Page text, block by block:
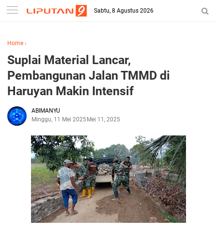
Sabtu, 8 Agustus 2026
Home ›
Suplai Material Lancar,
Pembangunan Jalan TMMD di
Haruyan Makin Intensif
ABIMANYU
Minggu, 11 Mei 2025 Mei 11, 2025